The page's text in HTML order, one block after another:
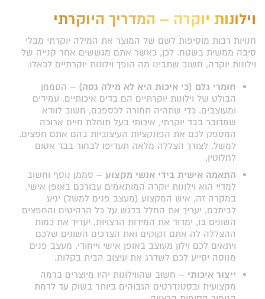
וילונות יוקרה – המדריך היוקרתי
חנויות רבות מוסיפות לשם של המוצר את המילה יוקרתי מבלי
סיבה ממשית בשטח. לכן, כאשר אתם מגששים אחר קנייה של
וילונות יוקרה, חשוב שתבינו מה הופך וילונות יוקרתיים לכאלו.
חומרי גלם (כי איכות היא לא מילה גסה) – הסממן
הבולט של וילונות יוקרתיים הם בדים איכותיים, עמידים
ומעוצבים. כדי שתהיה תמורה לכספכם, חשוב לוודא
שמדובר בבד יוקרתי, איכותי בעל תוחלת חיים ארוכה
המספק לכם את הפונקציות העיצוביות בהם אתם חפצים.
למשל, לצורך הצללה מלאה תעדיפו לבחור בבד אטום
לחלוטין.
התאמה אישית בידי אנשי מקצוע – סממן נוסף וחשוב
למדיי הוא וילונות יוקרה המותאמים עבורכם באופן אישי.
במקרה זה, איש המקצוע (מעצב פנים למשל) יגיע
לביתכם, יעריך את החלל בדגש על כל הרהיטים והחפצים
השונים בו, ימדוד את המידות הרצויות, יעריך את כמות
ההצללה לה אתם זקוקים ואת הצרכים השונים שלכם
ויתאים לכם וילון מעוצב באופן אישי וייחודי. מעצב פנים
מנוסה יסייע לכם לשדרג את עיצוב הבית בקלות.
ייצור איכותי – חשוב שהווילונות יהיו מיוצרים ברמה
מקצועית ובסטנדרטים הגבוהים ביותר בשוק עד לרמת